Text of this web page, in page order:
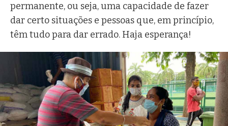
permanente, ou seja, uma capacidade de fazer
dar certo situações e pessoas que, em princípio,
têm tudo para dar errado. Haja esperança!